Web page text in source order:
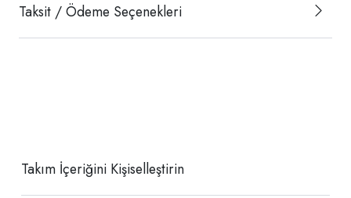
Taksit / Ödeme Seçenekleri
Takım İçeriğini Kişiselleştirin